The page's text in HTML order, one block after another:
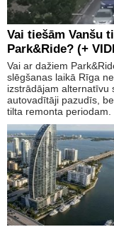
Vai tiešām Vanšu
Park&Ride? (+
Vai ar dažiem
slēgšanas laikā Rīga
izstrādājam
autovadītāji pazudīs,
tilta remonta periodam.